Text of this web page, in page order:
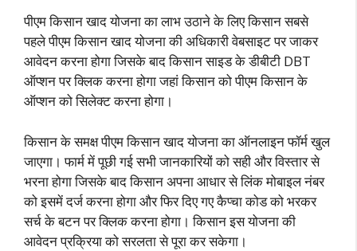
पीएम किसान खाद योजना का लाभ उठाने के लिए किसान सबसे
पहले पीएम किसान खाद योजना की अधिकारी वेबसाइट पर जाकर
आवेदन करना होगा जिसके बाद किसान साइड के डीबीटी DBT
ऑप्शन पर क्लिक करना होगा जहां किसान को पीएम किसान के
ऑप्शन को सिलेक्ट करना होगा।
किसान के समक्ष पीएम किसान खाद योजना का ऑनलाइन फॉर्म खुल
जाएगा। फार्म में पूछी गई सभी जानकारियों को सही और विस्तार से
भरना होगा जिसके बाद किसान अपना आधार से लिंक मोबाइल नंबर
को इसमें दर्ज करना होगा और फिर दिए गए कैप्चा कोड को भरकर
सर्च के बटन पर क्लिक करना होगा। किसान इस योजना की
आवेदन प्रक्रिया को सरलता से पूरा कर सकेगा।